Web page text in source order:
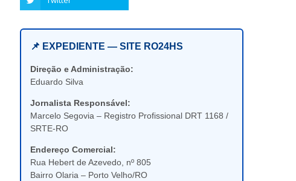
📌 EXPEDIENTE — SITE RO24HS
Direção e Administração:
Eduardo Silva
Jornalista Responsável:
Marcelo Segovia – Registro Profissional DRT 1168 /
SRTE-RO
Endereço Comercial:
Rua Hebert de Azevedo, nº 805
Bairro Olaria – Porto Velho/RO